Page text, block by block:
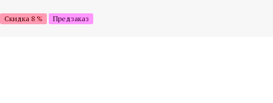
Скидка 8 % Предзаказ